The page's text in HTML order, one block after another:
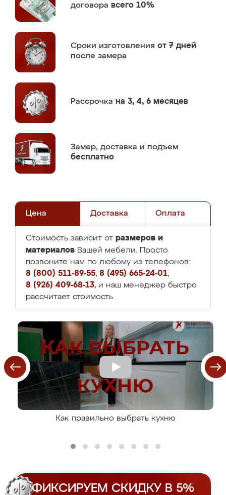
договора всего 10%
Сроки изготовления от 7 дней
после замера
Рассрочка на 3, 4, 6 месяцев
Замер, доставка и подъем
бесплатно
Цена Доставка Оплата
Стоимость зависит от размеров и
материалов Вашей мебели. Просто
позвоните нам по любому из телефонов:
8 (800) 511-89-55, 8 (495) 665-24-01,
8 (926) 409-68-13, и наш менеджер быстро
рассчитает стоимость.
Как правильно выбрать кухню
ФИКСИРУЕМ СКИДКУ В 5%